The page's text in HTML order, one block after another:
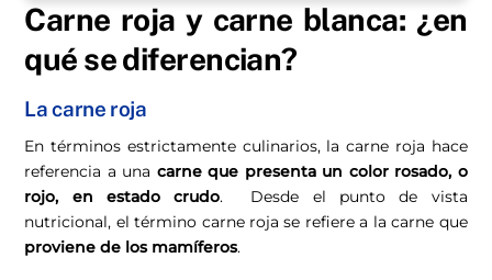
Carne roja y carne blanca: ¿en
qué se diferencian?
La carne roja
En términos estrictamente culinarios, la carne roja hace
referencia a una carne que presenta un color rosado, o
rojo, en estado crudo. Desde el punto de vista
nutricional, el término carne roja se refiere a la carne que
proviene de los mamíferos.